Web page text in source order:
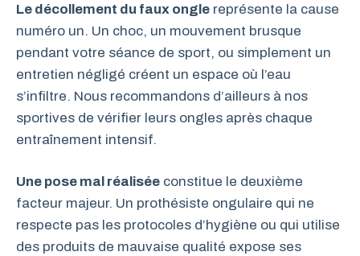
Le décollement du faux ongle représente la cause
numéro un. Un choc, un mouvement brusque
pendant votre séance de sport, ou simplement un
entretien négligé créent un espace où l’eau
s’infiltre. Nous recommandons d’ailleurs à nos
sportives de vérifier leurs ongles après chaque
entraînement intensif.
Une pose mal réalisée constitue le deuxième
facteur majeur. Un prothésiste ongulaire qui ne
respecte pas les protocoles d’hygiène ou qui utilise
des produits de mauvaise qualité expose ses